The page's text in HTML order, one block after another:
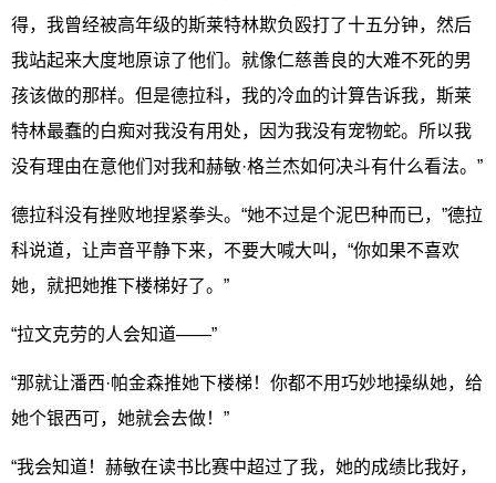
得，我曾经被高年级的斯莱特林欺负殴打了十五分钟，然后
我站起来大度地原谅了他们。就像仁慈善良的大难不死的男
孩该做的那样。但是德拉科，我的冷血的计算告诉我，斯莱
特林最蠢的白痴对我没有用处，因为我没有宠物蛇。所以我
没有理由在意他们对我和赫敏·格兰杰如何决斗有什么看法。”
德拉科没有挫败地捏紧拳头。“她不过是个泥巴种而已，”德拉
科说道，让声音平静下来，不要大喊大叫，“你如果不喜欢
她，就把她推下楼梯好了。”
“拉文克劳的人会知道——”
“那就让潘西·帕金森推她下楼梯！你都不用巧妙地操纵她，给
她个银西可，她就会去做！”
“我会知道！赫敏在读书比赛中超过了我，她的成绩比我好，